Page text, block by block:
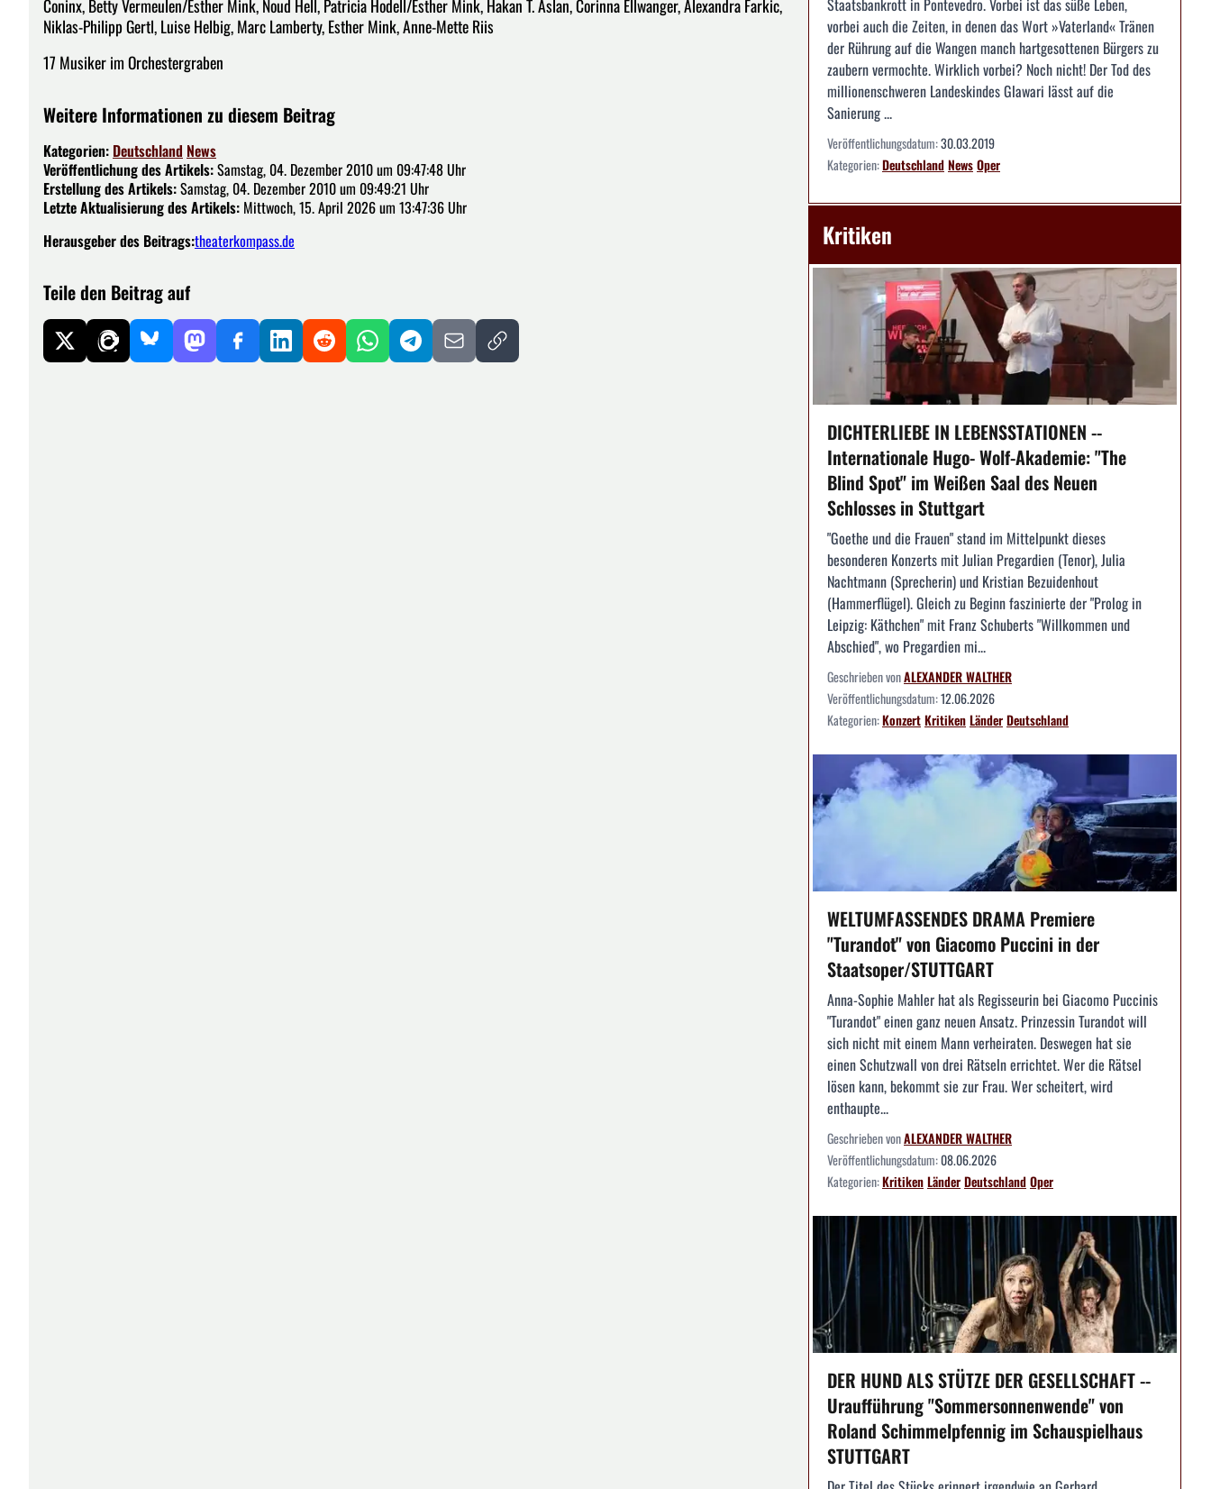
Coninx, Betty Vermeulen/Esther Mink, Noud Hell, Patricia Hodell/Esther Mink, Hakan T. Aslan, Corinna Ellwanger, Alexandra Farkic,
Niklas-Philipp Gertl, Luise Helbig, Marc Lamberty, Esther Mink, Anne-Mette Riis
17 Musiker im Orchestergraben
Weitere Informationen zu diesem Beitrag
Kategorien: Deutschland News
Veröffentlichung des Artikels:Samstag, 04. Dezember 2010 um 09:47:48 Uhr
Erstellung des Artikels:Samstag, 04. Dezember 2010 um 09:49:21 Uhr
Letzte Aktualisierung des Artikels: Mittwoch, 15. April 2026 um 13:47:36 Uhr
Herausgeber des Beitrags:theaterkompass.de
Teile den Beitrag auf
Staatsbankrott in Pontevedro. Vorbei ist das süße Leben,
vorbei auch die Zeiten, in denen das Wort »Vaterland« Tränen
der Rührung auf die Wangen manch hartgesottenen Bürgers zu
zaubern vermochte. Wirklich vorbei? Noch nicht! Der Tod des
millionenschweren Landeskindes Glawari lässt auf die
Sanierung ...
Veröffentlichungsdatum:30.03.2019
Kategorien:DeutschlandNewsOper
Kritiken
DICHTERLIEBE IN LEBENSSTATIONEN --
Internationale Hugo- Wolf-Akademie: "The
Blind Spot" im Weißen Saal des Neuen
Schlosses in Stuttgart
"Goethe und die Frauen" stand im Mittelpunkt dieses
besonderen Konzerts mit Julian Pregardien (Tenor), Julia
Nachtmann (Sprecherin) und Kristian Bezuidenhout
(Hammerflügel). Gleich zu Beginn faszinierte der "Prolog in
Leipzig: Käthchen" mit Franz Schuberts "Willkommen und
Abschied", wo Pregardien mi...
Geschrieben vonALEXANDER WALTHER
Veröffentlichungsdatum:12.06.2026
Kategorien:KonzertKritikenLänderDeutschland
WELTUMFASSENDES DRAMA Premiere
"Turandot" von Giacomo Puccini in der
Staatsoper/STUTTGART
Anna-Sophie Mahler hat als Regisseurin bei Giacomo Puccinis
"Turandot" einen ganz neuen Ansatz. Prinzessin Turandot will
sich nicht mit einem Mann verheiraten. Deswegen hat sie
einen Schutzwall von drei Rätseln errichtet. Wer die Rätsel
lösen kann, bekommt sie zur Frau. Wer scheitert, wird
enthaupte...
Geschrieben vonALEXANDER WALTHER
Veröffentlichungsdatum:08.06.2026
Kategorien:KritikenLänderDeutschlandOper
DER HUND ALS STÜTZE DER GESELLSCHAFT --
Uraufführung "Sommersonnenwende" von
Roland Schimmelpfennig im Schauspielhaus
STUTTGART